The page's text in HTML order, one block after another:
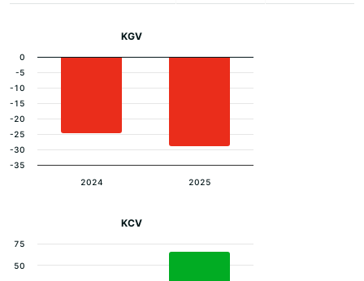
KGV
2024 2025
-35
-30
-25
-20
-15
-10
-5
0
KCV
50
75